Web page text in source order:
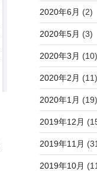
2020年6月 (2)
2020年5月 (3)
2020年3月 (10)
2020年2月 (11)
2020年1月 (19)
2019年12月
2019年11月
2019年10月